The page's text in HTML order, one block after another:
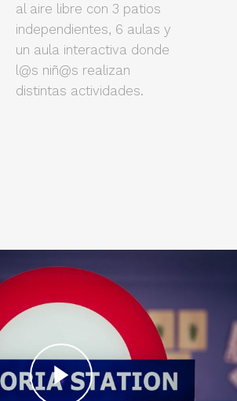
al aire libre con 3 patios
independientes, 6 aulas y
un aula interactiva donde
l@s niñ@s realizan
distintas actividades.